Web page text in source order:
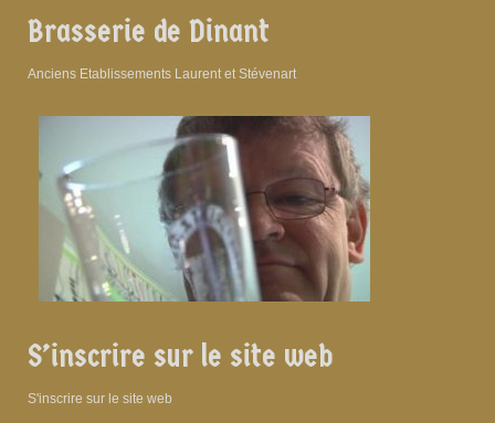
Brasserie de Dinant
Anciens Etablissements Laurent et Stévenart
S’inscrire sur le site web
S'inscrire sur le site web